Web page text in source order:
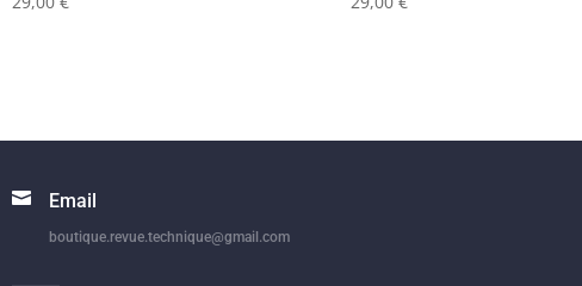
 Email
boutique.revue.technique@gmail.com